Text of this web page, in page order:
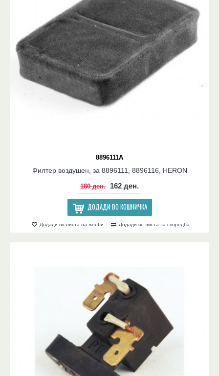
8896111A
Филтер воздушен, за 8896111, 8896116, HERON
180 ден. 162 ден.
ДОДАДИ ВО КОШНИЧКА
Додади во листа на желби Додади во листа за споредба